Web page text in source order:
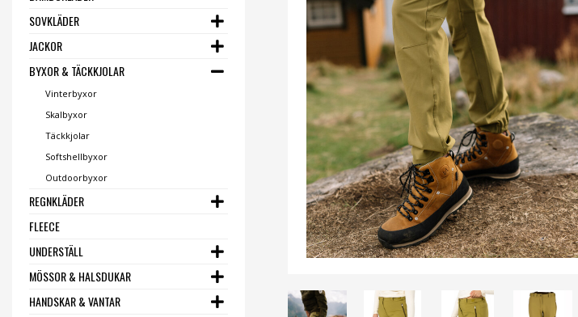
SOVKLÄDER
JACKOR
BYXOR & TÄCKKJOLAR
Vinterbyxor
Skalbyxor
Täckkjolar
Softshellbyxor
Outdoorbyxor
REGNKLÄDER
FLEECE
UNDERSTÄLL
MÖSSOR & HALSDUKAR
HANDSKAR & VANTAR